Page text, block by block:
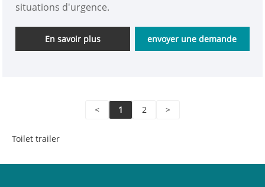
situations d'urgence.
En savoir plus envoyer une demande
< 1 2 >
Toilet trailer